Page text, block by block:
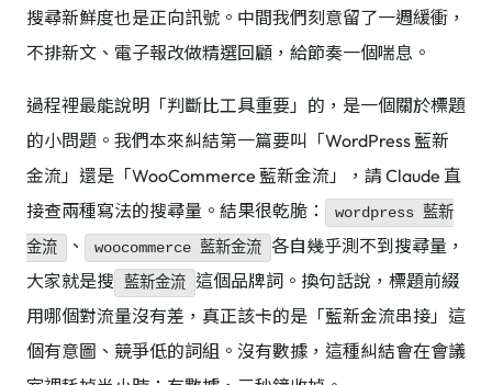
搜尋新鮮度也是正向訊號。中間我們刻意留了一週緩衝，
不排新文、電子報改做精選回顧，給節奏一個喘息。
過程裡最能說明「判斷比工具重要」的，是一個關於標題
的小問題。我們本來糾結第一篇要叫「WordPress 藍新
金流」還是「WooCommerce 藍新金流」，請 Claude 直
接查兩種寫法的搜尋量。結果很乾脆：
wordpress 藍新
金流
、 woocommerce 藍新金流 各自幾乎測不到搜尋量，
大家就是搜
藍新金流
這個品牌詞。換句話說，標題前綴
用哪個對流量沒有差，真正該卡的是「藍新金流串接」這
個有意圖、競爭低的詞組。沒有數據，這種糾結會在會議